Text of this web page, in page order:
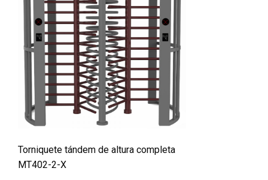
Torniquete tándem de altura completa
MT402-2-X